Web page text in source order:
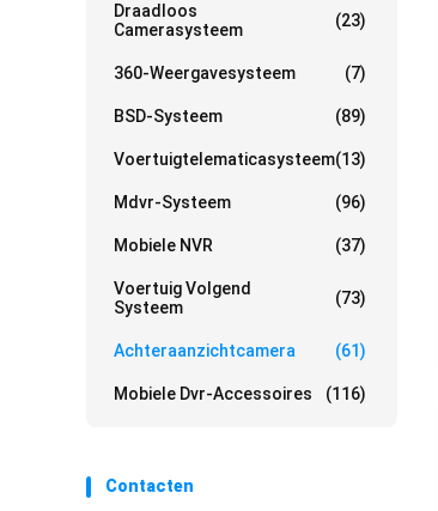
Draadloos
Camerasysteem
(23)
360-Weergavesysteem (7)
BSD-Systeem (89)
Voertuigtelematicasysteem(13)
Mdvr-Systeem (96)
Mobiele NVR (37)
Voertuig Volgend
Systeem
(73)
Achteraanzichtcamera (61)
Mobiele Dvr-Accessoires (116)
Contacten